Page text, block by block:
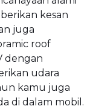
kesan
juga
roof
dengan
udara
kamu juga
di dalam mobil.